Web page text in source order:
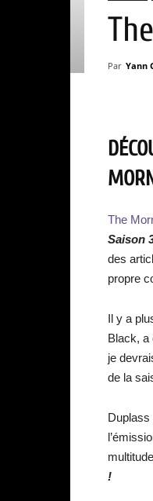
Par Yann
The
Saison
des
propre
Il y a
Black, a
je
de la
Duplass
!